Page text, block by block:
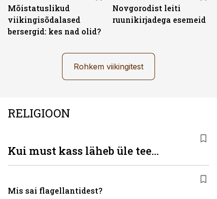
Mõistatuslikud
viikingisõdalased
bersergid: kes nad olid?
Novgorodist leiti
ruunikirjadega esemeid
Rohkem viikingitest
RELIGIOON
Kui must kass läheb üle tee...
Mis sai flagellantidest?